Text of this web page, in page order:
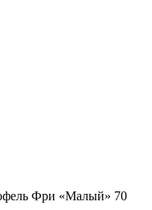
Фри «Малый» 70